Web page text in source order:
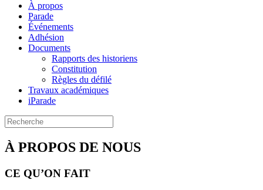
À propos
Parade
Événements
Adhésion
Documents
Rapports des historiens
Constitution
Règles du défilé
Travaux académiques
iParade
À PROPOS DE NOUS
CE QU’ON FAIT